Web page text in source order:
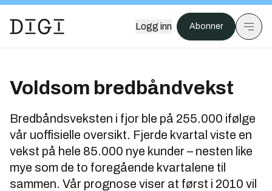
Logg inn Abonner
Voldsom bredbåndvekst
Bredbåndsveksten i fjor ble på 255.000 ifølge
vår uoffisielle oversikt. Fjerde kvartal viste en
vekst på hele 85.000 nye kunder – nesten like
mye som de to foregående kvartalene til
sammen. Vår prognose viser at først i 2010 vil